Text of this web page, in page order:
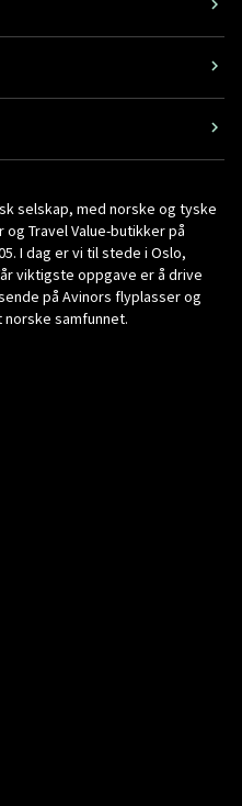
selskap, med norske og tyske
Travel Value-butikker på
I dag er vi til stede i Oslo,
viktigste oppgave er å drive
på Avinors flyplasser og
samfunnet.